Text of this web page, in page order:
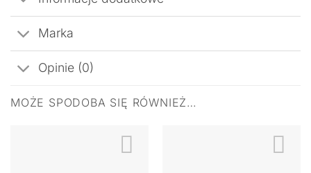
Marka
Opinie (0)
MOŻE SPODOBA SIĘ RÓWNIEŻ…